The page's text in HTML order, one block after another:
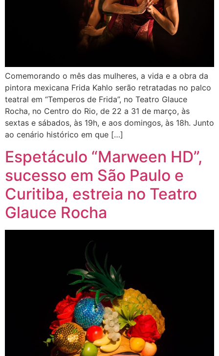
Comemorando o mês das mulheres, a vida e a obra da
pintora mexicana Frida Kahlo serão retratadas no palco
teatral em “Temperos de Frida”, no Teatro Glauce
Rocha, no Centro do Rio, de 22 a 31 de março, às
sextas e sábados, às 19h, e aos domingos, às 18h. Junto
ao cenário histórico em que […]
Espetáculo “Marween HD”,
sucesso em São Paulo e
Curitiba, estreia no Teatro
Glauce Rocha